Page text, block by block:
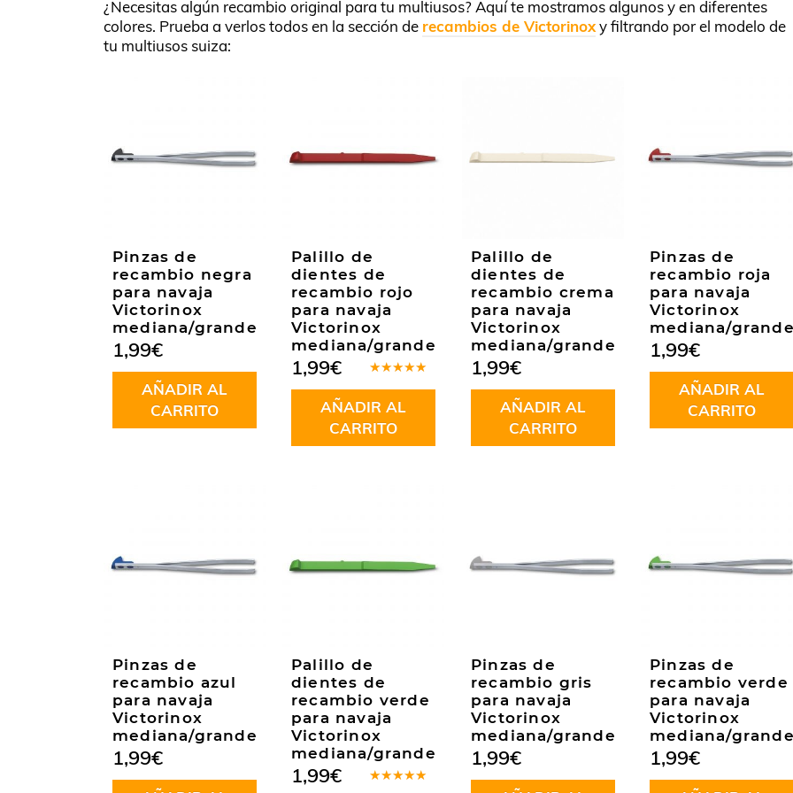
¿Necesitas algún recambio original para tu multiusos? Aquí te mostramos algunos y en diferentes
colores. Prueba a verlos todos en la sección de recambios de Victorinoxy filtrando por el modelo de
tu multiusos suiza:
Pinzas de
recambio negra
para navaja
Victorinox
mediana/grande
1,99€
AÑADIR AL
CARRITO
Palillo de
dientes de
recambio rojo
para navaja
Victorinox
mediana/grande
en5.00de
5
1,99€
AÑADIR AL
CARRITO
Palillo de
dientes de
recambio crema
para navaja
Victorinox
mediana/grande
1,99€
AÑADIR AL
CARRITO
Pinzas de
recambio roja
para navaja
Victorinox
mediana/
1,99€
AÑADIR AL
CARRITO
Pinzas de
recambio azul
para navaja
Victorinox
mediana/grande
1,99€
Palillo de
dientes de
recambio verde
para navaja
Victorinox
mediana/grande
1,99€
Pinzas de
recambio gris
para navaja
Victorinox
mediana/grande
1,99€
Pinzas de
recambio verde
para navaja
Victorinox
mediana/
1,99€